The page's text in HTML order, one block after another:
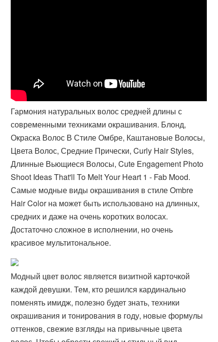
Гармония натуральных волос средней длины с
современными техниками окрашивания. Блонд,
Окраска Волос В Стиле Омбре, Каштановые Волосы,
Цвета Волос, Средние Прически, Curly Hair Styles,
Длинные Вьющиеся Волосы, Cute Engagement Photo
Shoot Ideas That'll To Melt Your Heart 1 - Fab Mood.
Самые модные виды окрашивания в стиле Ombre
Hair Color на может быть использовано на длинных,
средних и даже на очень коротких волосах.
Достаточно сложное в исполнении, но очень
красивое мультитональное.
Модный цвет волос является визитной карточкой
каждой девушки. Тем, кто решился кардинально
поменять имидж, полезно будет знать, техники
окрашивания и тонирования в году, новые формулы
оттенков, свежие взгляды на привычные цвета